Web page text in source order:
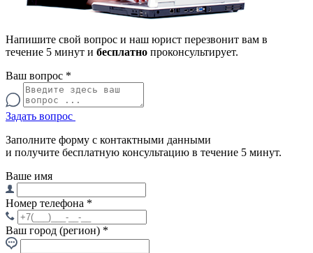
Напишите свой вопрос и наш юрист перезвонит вам в
течение 5 минут и бесплатно проконсультирует.
Ваш вопрос *
Задать вопрос
Заполните форму с контактными данными
и получите бесплатную консультацию в течение 5 минут.
Ваше имя
Номер телефона *
Ваш город (регион) *